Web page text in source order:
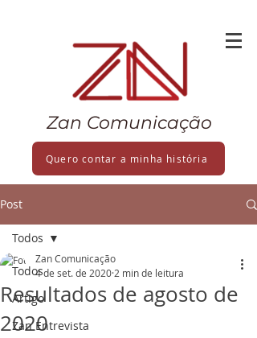
Zan Comunicação
Quero contar a minha história
Post
Todos
Artigo
Zan Entrevista
Todos
Resultados de agosto de
2020
Zan Comunicação
4 de set. de 2020 2 min de leitura